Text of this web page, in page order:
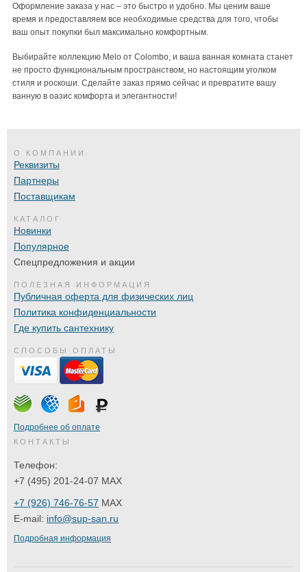
Оформление заказа у нас – это быстро и удобно. Мы ценим ваше
время и предоставляем все необходимые средства для того, чтобы
ваш опыт покупки был максимально комфортным.
Выбирайте коллекцию Melo от Colombo, и ваша ванная комната станет
не просто функциональным пространством, но настоящим уголком
стиля и роскоши. Сделайте заказ прямо сейчас и превратите вашу
ванную в оазис комфорта и элегантности!
О КОМПАНИИ
Реквизиты
Партнеры
Поставщикам
КАТАЛОГ
Новинки
Популярное
Спецпредложения и акции
ПОЛЕЗНАЯ ИНФОРМАЦИЯ
Публичная оферта для физических лиц
Политика конфиденциальности
Где купить сантехнику
СПОСОБЫ ОПЛАТЫ
Подробнее об оплате
КОНТАКТЫ
Телефон:
+7 (495) 201-24-07 MAX
+7 (926) 746-76-57 MAX
E-mail: info@sup-san.ru
Подробная информация